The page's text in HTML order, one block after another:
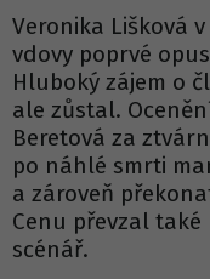
Veronika Lišková
vdovy poprvé
Hluboký zájem o
ale zůstal.
Beretová za
po náhlé smrti
a zároveň
Cenu převzal také
scénář.